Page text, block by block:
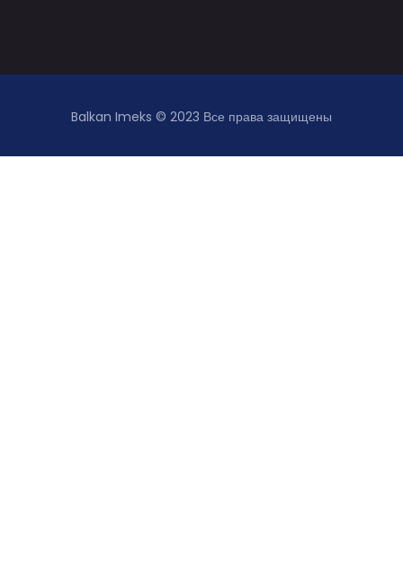
Balkan Imeks © 2023 Все права защищены